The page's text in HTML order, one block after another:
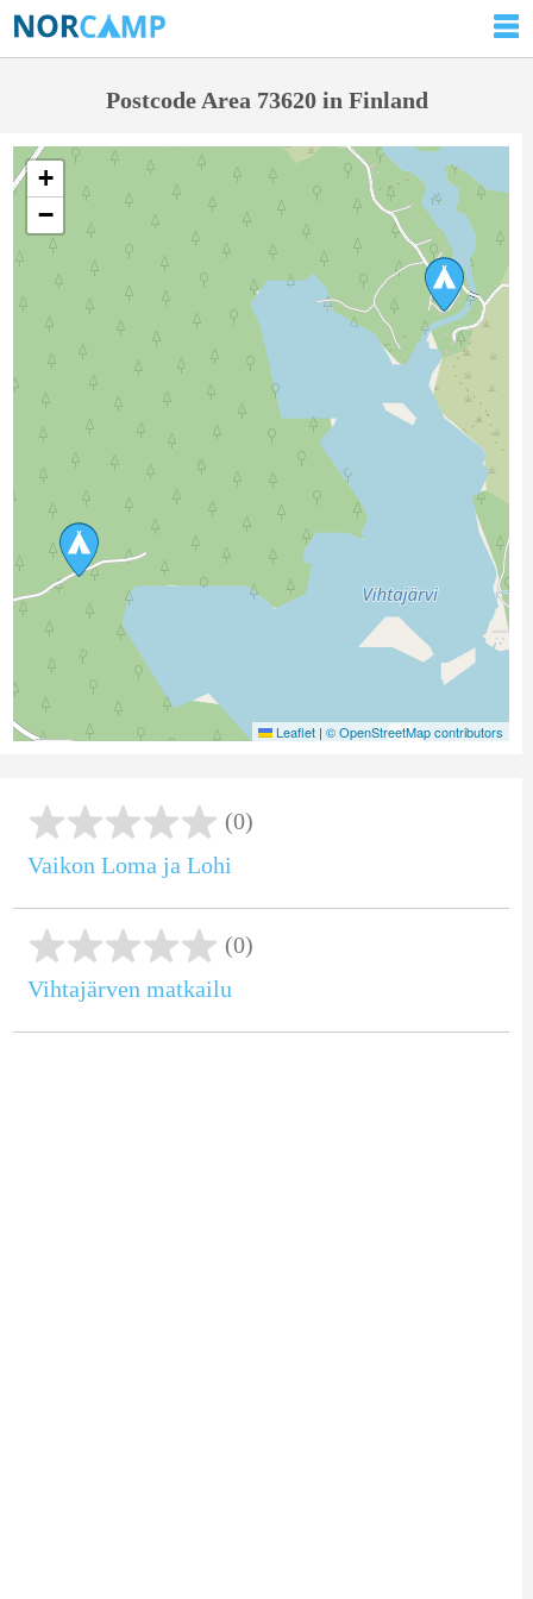
Postcode Area 73620 in Finland
+
−
Leaflet | © OpenStreetMap contributors
(0)
Vaikon Loma ja Lohi
(0)
Vihtajärven matkailu